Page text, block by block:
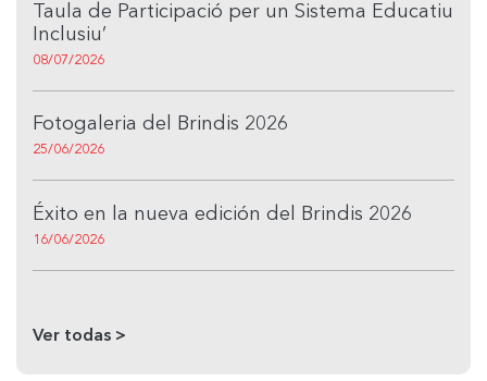
Taula de Participació per un Sistema Educatiu
Inclusiu’
08/07/2026
Fotogaleria del Brindis 2026
25/06/2026
Éxito en la nueva edición del Brindis 2026
16/06/2026
Ver todas >